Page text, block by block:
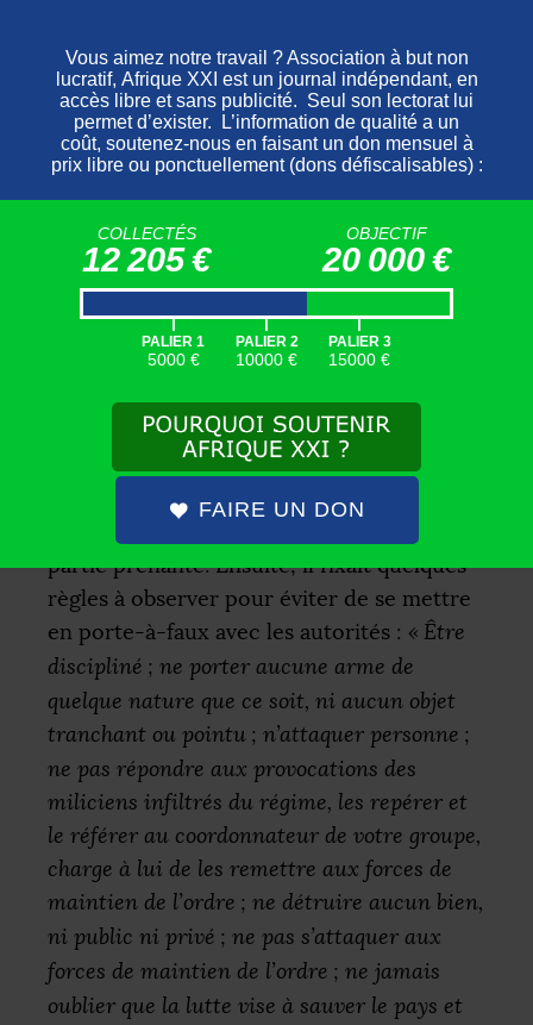
AFRIQUE XXI EST UN MÉDIA GRATUIT ET SANS PUBLICITÉ
VOUS POUVEZNOUS SOUTENIREN FAISANTUN DONDÉFISCALISÉ
FAIRE UN DON
Une semaine avant les marches du
22 septembre 2020, leMRCavait rendu
public un document intitulé « Le code du
marcheur pacifique, patriote et
républicain», et signé de son président. Ce
texte de deux pages précisait d’abord que
la marche projetée était conforme à la
Constitution et aux accords et traités
partie prenante. Ensuite, il fixait quelques
règles à observer pour éviter de se mettre
en porte-à-faux avec les autorités : « Être
discipliné ; ne porter aucune arme de
quelque nature que ce soit, ni aucun objet
tranchant ou pointu ; n’attaquer personne ;
ne pas répondre aux provocations des
miliciens infiltrés du régime, les repérer et
le référer au coordonnateur de votre groupe,
charge à lui de les remettre aux forces de
maintien de l’ordre ; ne détruire aucun bien,
ni public ni privé ; ne pas s’attaquer aux
forces de maintien de l’ordre ; ne jamais
oublier que la lutte vise à sauver le pays et
COLLECTÉS
12 205 €
OBJECTIF
20 000 €
|
PALIER 1
5000 €
|
PALIER 2
10000 €
|
PALIER 3
15000 €
FAIRE UN DON